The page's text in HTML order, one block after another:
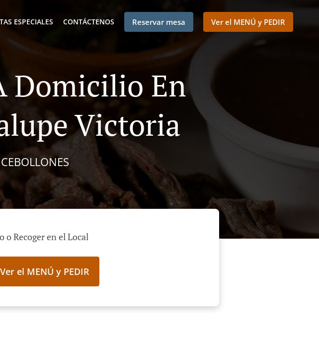
ESPECIALES CONTÁCTENOS Reservar mesa Ver el MENÚ y PEDIR
Domicilio En
Victoria
o Recoger en el Local
Ver el MENÚ y PEDIR